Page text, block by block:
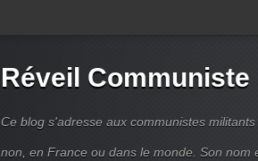
Réveil Communiste
Ce blog s'adresse aux communistes
non, en France ou dans le monde. Son nom